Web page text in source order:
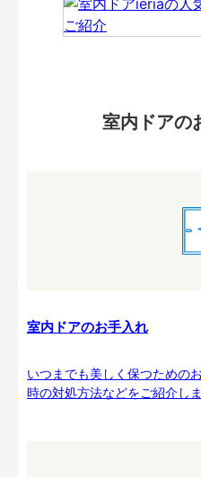
室内ドアの
室内ドアのお手入れ
いつまでも美しく保つための
時の対処方法などをご紹介しま